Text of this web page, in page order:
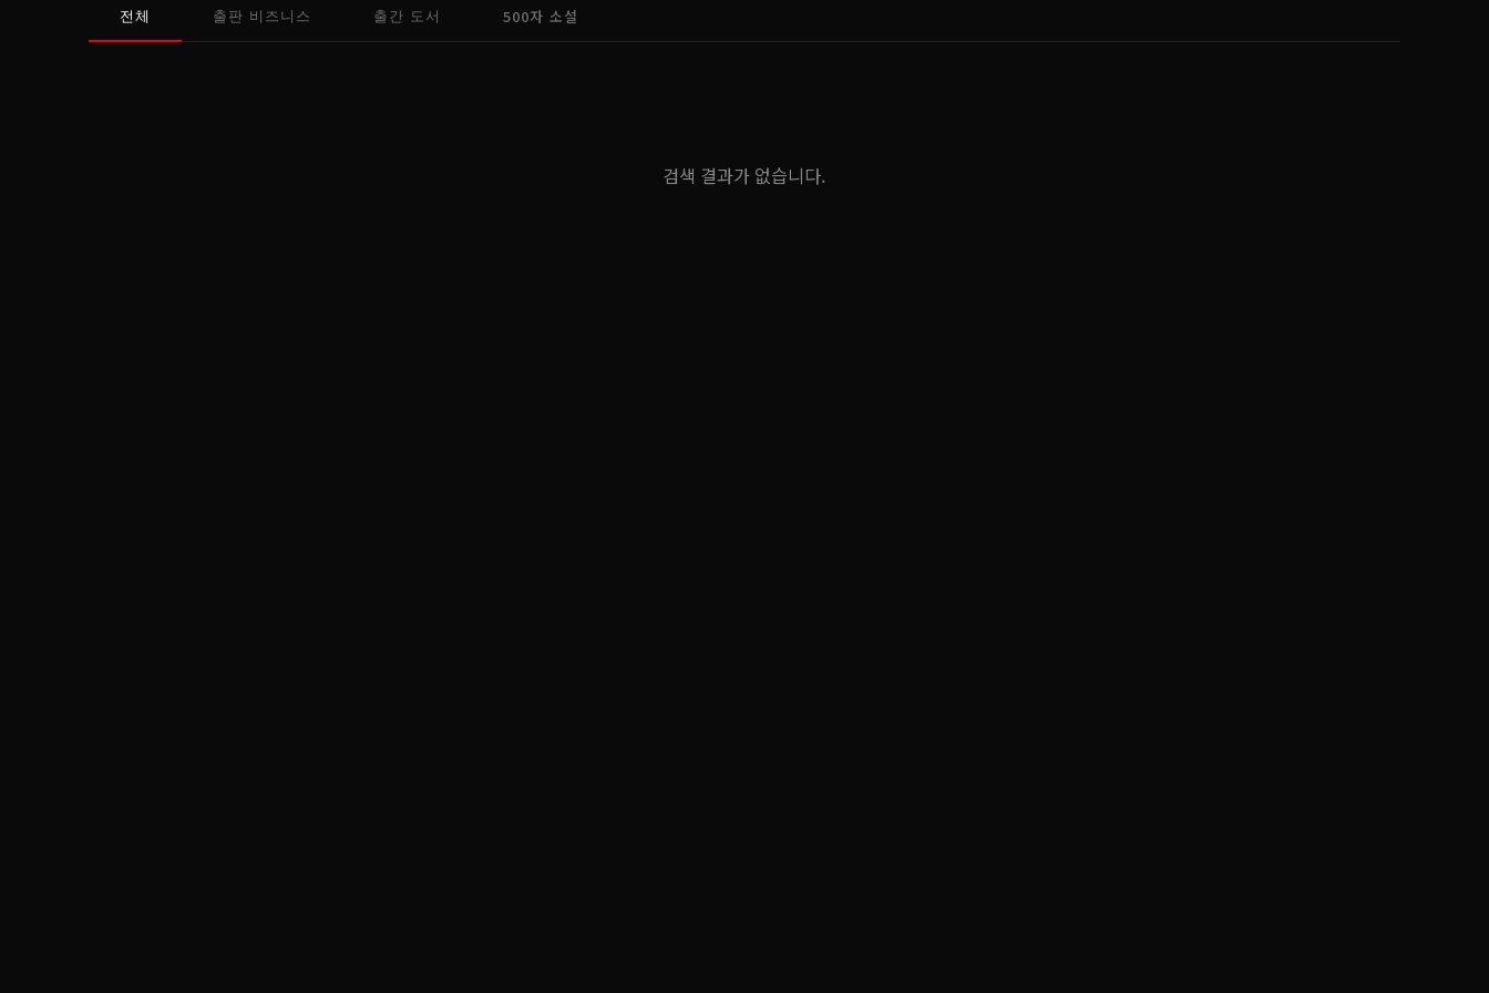
전체 출판 비즈니스 출간 도서 500자 소설
검색 결과가 없습니다.